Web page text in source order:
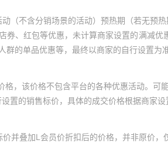
动（不含分销场景的活动）预热期（若无
券、红包等优惠，未计算商家设置的满减
群的单品优惠等，最终以商家的自行设置
格，该价格不包含平台的各种优惠活动。
置的销售标价，具体的成交价格根据商家
并叠加L会员价折扣后的价格，并非原价，